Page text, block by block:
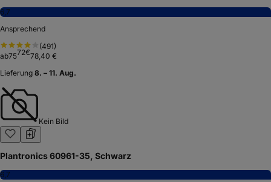
6,7
Ansprechend
(491)
ab7572€78,40 €
Lieferung 8. – 11. Aug.
Kein Bild
Plantronics 60961-35, Schwarz
6,7